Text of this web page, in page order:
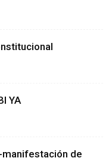
YA
manifestación de